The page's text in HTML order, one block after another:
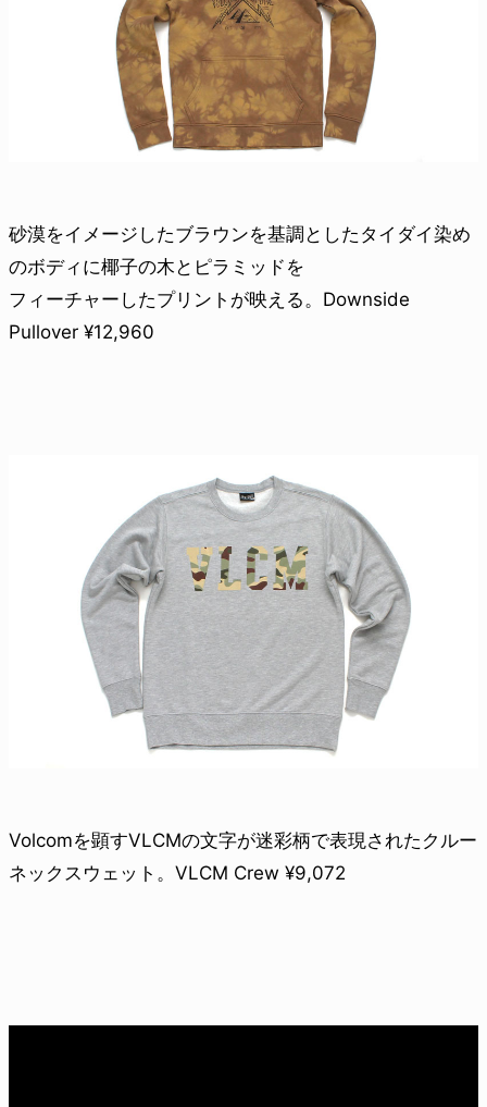
砂漠をイメージしたブラウンを基調としたタイダイ染め
のボディに椰子の木とピラミッドを
フィーチャーしたプリントが映える。Downside
Pullover ¥12,960
Volcomを顕すVLCMの文字が迷彩柄で表現されたクルー
ネックスウェット。VLCM Crew ¥9,072